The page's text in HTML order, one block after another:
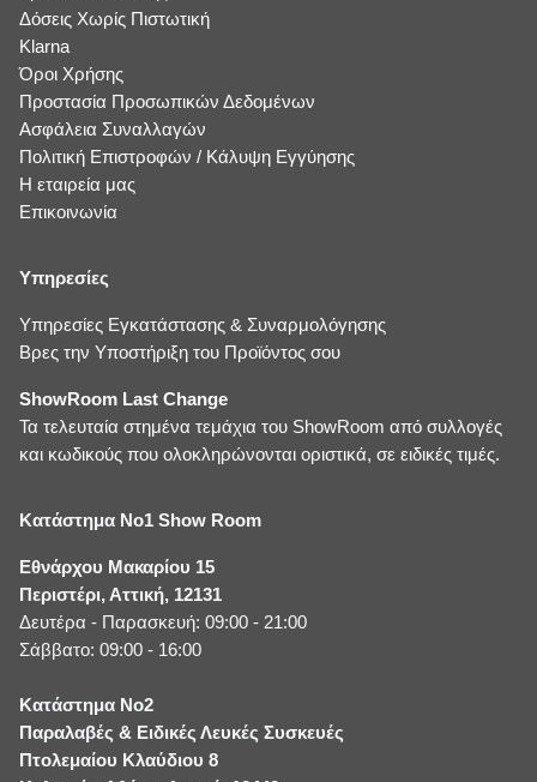
Δόσεις Χωρίς Πιστωτική
Klarna
Όροι Χρήσης
Προστασία Προσωπικών Δεδομένων
Ασφάλεια Συναλλαγών
Πολιτική Επιστροφών / Κάλυψη Εγγύησης
Η εταιρεία μας
Επικοινωνία
Υπηρεσίες
Υπηρεσίες Εγκατάστασης & Συναρμολόγησης
Βρες την Υποστήριξη του Προϊόντος σου
ShowRoom Last Change
Τα τελευταία στημένα τεμάχια του ShowRoom από συλλογές
και κωδικούς που ολοκληρώνονται οριστικά, σε ειδικές τιμές.
Κατάστημα No1 Show Room
Εθνάρχου Μακαρίου 15
Περιστέρι, Αττική, 12131
Δευτέρα - Παρασκευή: 09:00 - 21:00
Σάββατο: 09:00 - 16:00
Κατάστημα No2
Παραλαβές & Ειδικές Λευκές Συσκευές
Πτολεμαίου Κλαύδιου 8